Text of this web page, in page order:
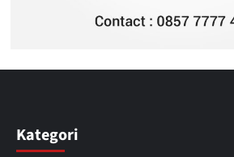
Kategori